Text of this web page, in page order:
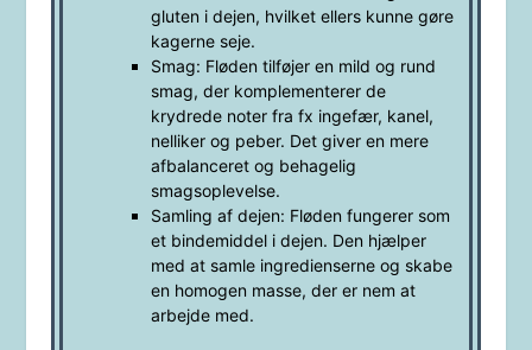
gluten i dejen, hvilket ellers kunne gøre
kagerne seje.
Smag: Fløden tilføjer en mild og rund
smag, der komplementerer de
krydrede noter fra fx ingefær, kanel,
nelliker og peber. Det giver en mere
afbalanceret og behagelig
smagsoplevelse.
Samling af dejen: Fløden fungerer som
et bindemiddel i dejen. Den hjælper
med at samle ingredienserne og skabe
en homogen masse, der er nem at
arbejde med.